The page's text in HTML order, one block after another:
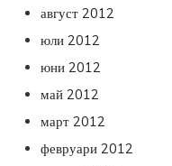
август 2012
юли 2012
юни 2012
май 2012
март 2012
февруари 2012